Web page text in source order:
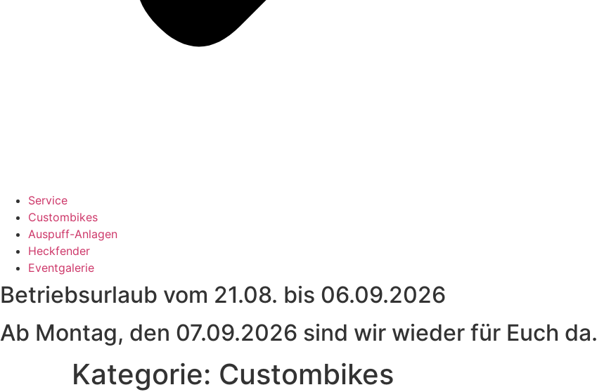
Service
Custombikes
Auspuff-Anlagen
Heckfender
Eventgalerie
Betriebsurlaub vom 21.08. bis 06.09.2026
Ab Montag, den 07.09.2026 sind wir wieder für Euch da.
Kategorie: Custombikes